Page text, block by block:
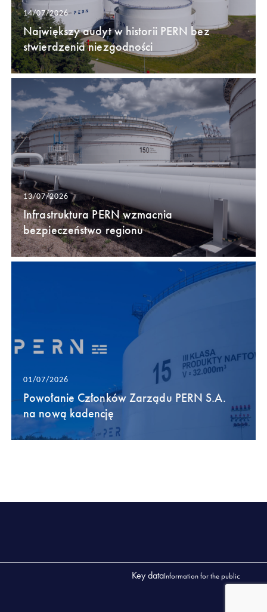
14/07/2026
Największy audyt w historii PERN bez
stwierdzenia niezgodności
13/07/2026
Infrastruktura PERN wzmacnia
bezpieczeństwo regionu
01/07/2026
Powołanie Członków Zarządu PERN S.A.
na nową kadencję
Key dataInformation for the public